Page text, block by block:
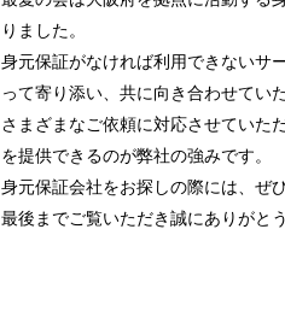
りました。
身元保証がなければ利用できないサ
って寄り添い、共に向き合わせてい
さまざまなご依頼に対応させていた
を提供できるのが弊社の強みです。
身元保証会社をお探しの際には、ぜ
最後までご覧いただき誠にありがと